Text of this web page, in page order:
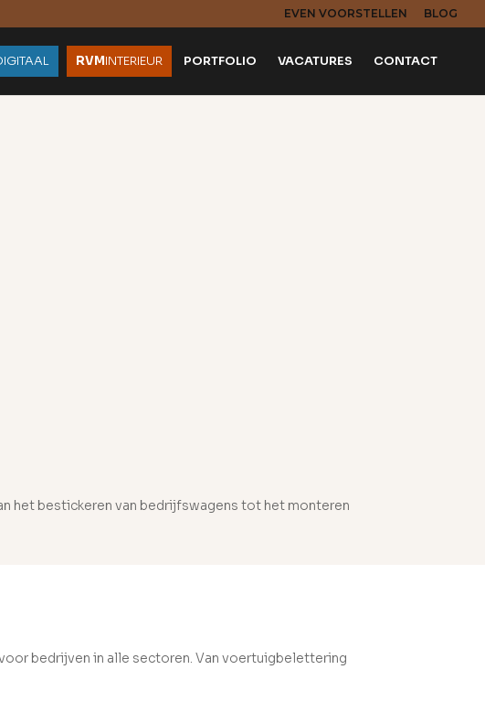
EVEN VOORSTELLEN BLOG
RVMINTERIEUR PORTFOLIO VACATURES CONTACT
het bestickeren van bedrijfswagens tot het monteren
bedrijven in alle sectoren. Van voertuigbelettering